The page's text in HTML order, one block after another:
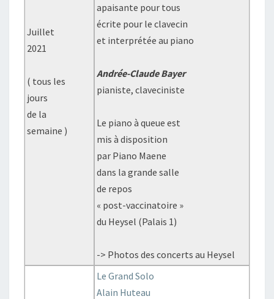
Juillet
2021
( tous les
jours
de la
semaine )
apaisante pour tous
écrite pour le clavecin
et interprétée au piano
Andrée-Claude Bayer
pianiste, claveciniste
Le piano à queue est
mis à disposition
par Piano Maene
dans la grande salle
de repos
« post-vaccinatoire »
du Heysel (Palais 1)
-> Photos des concerts au Heysel
Le Grand Solo
Alain Huteau